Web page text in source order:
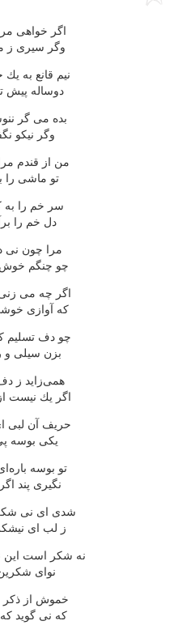
اگر خواهی
وگر سیری ز
نیم قانع به
دوساله پیش
بده می گر
وگر نیكو
من از قندم
تو ماشی را
سر خم را به
دل خم را
مرا چون نی
چو چنگم خوش
اگر چه می
كه آوازی
چو دف تسلیم
بزن سیلی و
همی‌زاید ز
اگر یك نیست
حریف آن لبی
یكی بوسه
تو بوسه
نگیری پند
شدی ای نی
ز لب ای
نه شكر است این
نوای
خموش از ذكر
كه نی گوید كه